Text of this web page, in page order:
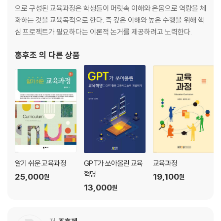
의의 및 한계 34
제2절 교육과정 재구성 방향 36
교육의 목적과 내용 36
평가 방향 39
제3절 교육과정 재구성 사례 40
제3장 학문중심 교육을 위한 교육과정 재구성 47
제1절 기본 관점 47
등장 배경 48
주요 학자 및 이론 50
의의 및 한계 51
제2절 교육과정 재구성 방향 52
교육의 목적과 내용 52
수업 방향과 원리 53
평가 방향 55
으로 구성된 교육과정은 학생들이 머릿속 이해와 온몸으로 역량을 체
화하는 것을 교육목적으로 한다. 즉 깊은 이해와 높은 수행을 위해 핵
심 프로젝트가 필요하다는 이론적 논거를 제공하려고 노력한다.
홍후조 의 다른 상품
알기 쉬운 교육과정
25,000원
GPT가 쏘아올린 교육
혁명
13,000원
교육과정
19,100원